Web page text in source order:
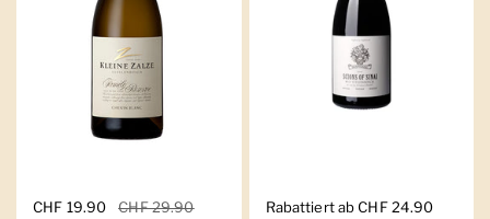
Regulärer Preis
CHF 19.90 Sale-Preis
CHF 29.90 Regulärer Preis
Rabattiert ab CHF 24.90